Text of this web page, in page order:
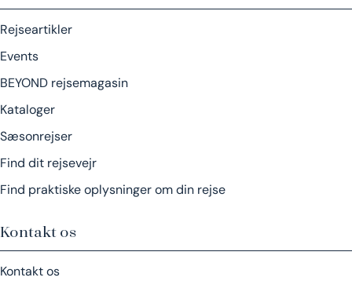
Rejseartikler
Events
BEYOND rejsemagasin
Kataloger
Sæsonrejser
Find dit rejsevejr
Find praktiske oplysninger om din rejse
Kontakt os
Kontakt os